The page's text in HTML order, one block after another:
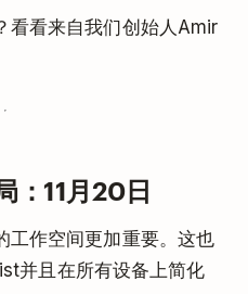
看看来自我们创始人Amir
：11月20日
工作空间更加重要。这也
并且在所有设备上简化